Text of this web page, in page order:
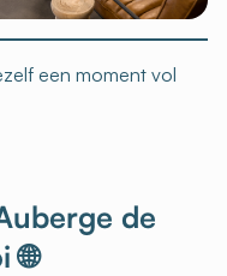
een moment vol
de
🌐